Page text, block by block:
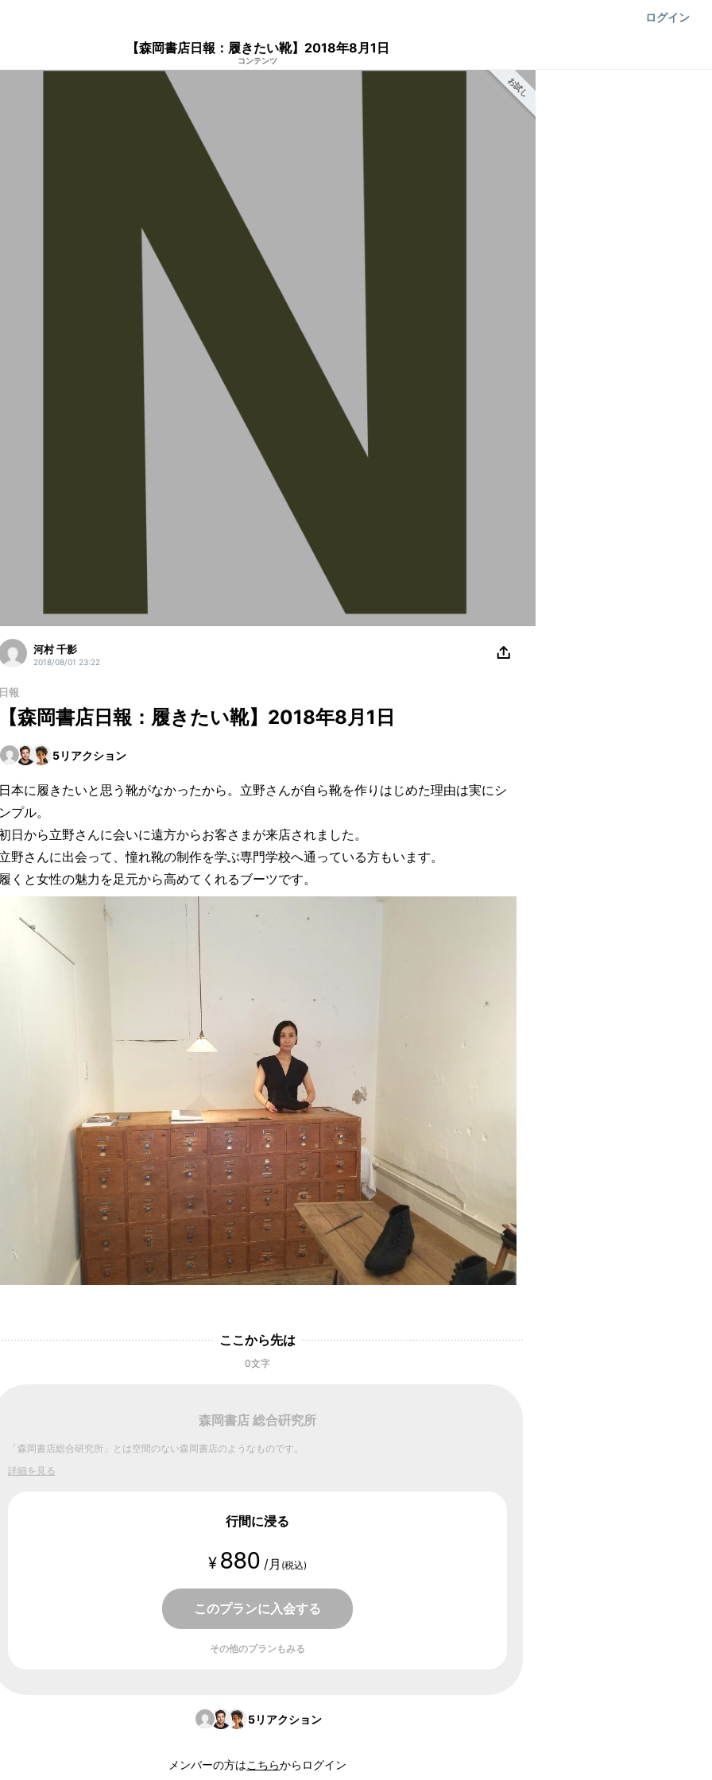
ログイン
【森岡書店日報：履きたい靴】2018年8月1日
コンテンツ
お試し
河村 千影
2018/08/01 23:22
日報
【森岡書店日報：履きたい靴】2018年8月1日
5リアクション
日本に履きたいと思う靴がなかったから。立野さんが自ら靴を作りはじめた理由は実にシ
ンプル。
日から立野さんに会いに遠方からお客さまが来店されました。
立野さんに出会って、憧れ靴の制作を学ぶ専門学校へ通っている方もいます。
履くと女性の魅力を足元から高めてくれるブーツです。
ここから先は
0文字
森岡書店 総合硏究所
「森岡書店総合研究所」とは空間のない森岡書店のようなものです。
詳細を見る
行間に浸る
¥ 880 /月 (税込)
このプランに入会する
その他のプランもみる
5リアクション
メンバーの方はこちらからログイン